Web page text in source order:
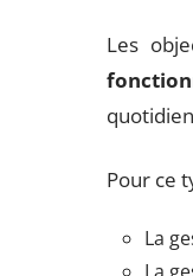
Les
Pour ce
La